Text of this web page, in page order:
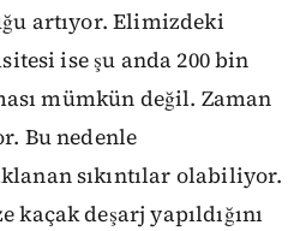
artıyor. Elimizdeki
ise şu anda 200 bin
mümkün değil. Zaman
Bu nedenle
sıkıntılar olabiliyor.
kaçak deşarj yapıldığını